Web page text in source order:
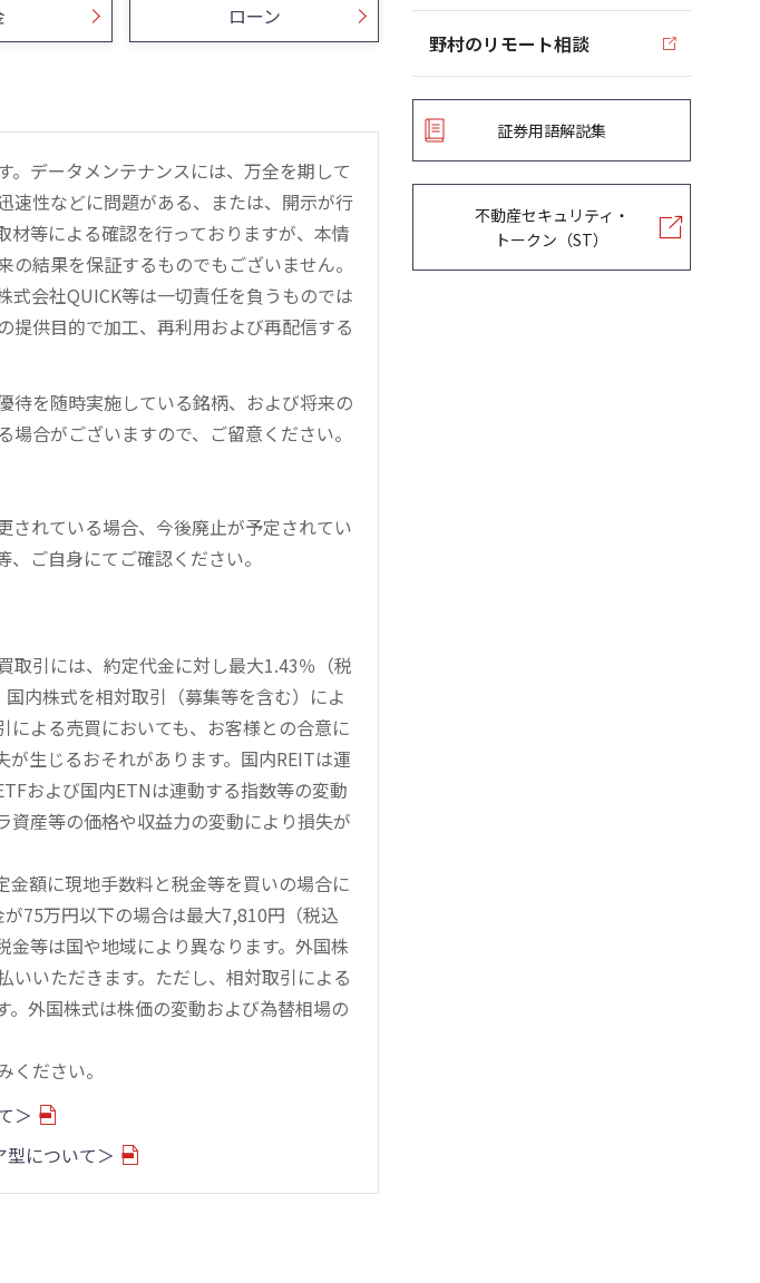
ローン
データメンテナンスには、万全を期して
速性などに問題がある、または、開示が行
材等による確認を行っておりますが、本情
結果を保証するものでもございません。
会社QUICK等は一切責任を負うものでは
提供目的で加工、再利用および再配信する
待を随時実施している銘柄、および将来の
合がございますので、ご留意ください。
されている場合、今後廃止が予定されてい
ご自身にてご確認ください。
取引には、約定代金に対し最大1.43％（税
内株式を相対取引（募集等を含む）によ
による売買においても、お客様との合意に
生じるおそれがあります。国内REITは運
および国内ETNは連動する指数等の変動
資産等の価格や収益力の変動により損失が
額に現地手数料と税金等を買いの場合に
75万円以下の場合は最大7,810円（税込
等は国や地域により異なります。外国株
いただきます。ただし、相対取引による
外国株式は株価の変動および為替相場の
ださい。
＞
について＞
野村のリモート相談
証券用語解説集
不動産セキュリティ・
トークン（ST）